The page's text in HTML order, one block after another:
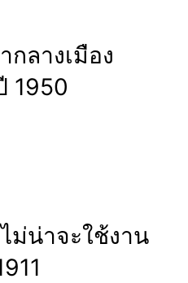
ลางเมือง
1950
ม่น่าจะใช้งาน